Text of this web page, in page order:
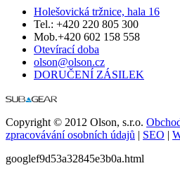
Holešovická tržnice, hala 16
Tel.: +420 220 805 300
Mob.+420 602 158 558
Otevírací doba
olson@olson.cz
DORUČENÍ ZÁSILEK
Copyright © 2012 Olson, s.r.o.
zpracovávání osobních údajů | SEO |
googlef9d53a32845e3b0a.html